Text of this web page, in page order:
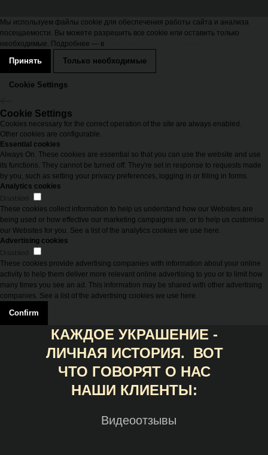
Мы используем файлы cookie для обеспечения работы сайта и анализа
посещаемости. Вы можете разрешить все cookie или оставить только
необходимые. Подробнее — в
Принять Только необходимые
Cookie Settings
Cookie Settings
Cookies necessary for the correct operation of the site are always enabled.
Other cookies are configurable.
Essential cookies
Always On. These cookies are essential so that you can use the website and use
its functions. They cannot be turned off. They're set in response to requests made
by you, such as setting your privacy preferences, logging in or filling in forms.
Analytics cookies
Disabled
These cookies collect information to help us understand how our Websites are
being used or how effective our marketing campaigns are, or to help us customise
our Websites for you. See a list of the analytics cookies we use here.
Advertising cookies
Disabled
These cookies provide advertising companies with information about your online
activity to help them deliver more relevant online advertising to you or to limit how
many times you see an ad. This information may be shared with other advertising
companies. See a list of the advertising cookies we use here.
Confirm
КАЖДОЕ УКРАШЕНИЕ -
ЛИЧНАЯ ИСТОРИЯ. ВОТ
ЧТО ГОВОРЯТ О НАС
НАШИ КЛИЕНТЫ:
Видеоотзывы